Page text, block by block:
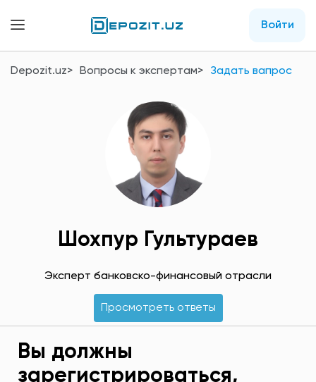
Войти
Depozit.uz Вопросы к экспертам Задать вапрос
Шохпур Гультураев
Эксперт банковско-финансовый отрасли
Просмотреть ответы
Вы должны
зарегистрироваться,